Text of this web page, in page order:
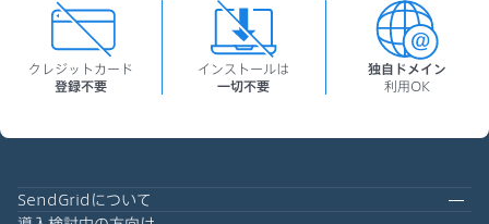
クレジットカード
登録不要
インストールは
一切不要
独自ドメイン
利用OK
SendGridについて